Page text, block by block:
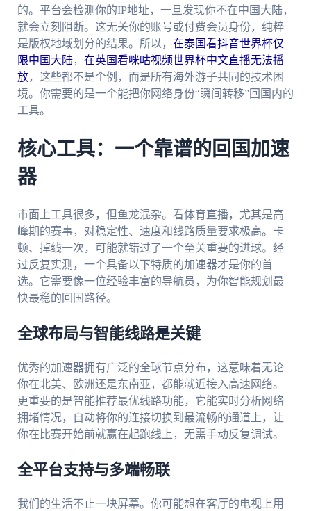
的。平台会检测你的IP地址，一旦发现你不在中国大陆，
就会立刻阻断。这无关你的账号或付费会员身份，纯粹
是版权地域划分的结果。所以， 在泰国看抖音世界杯仅
限中国大陆， 在英国看咪咕视频世界杯中文直播无法播
放，这些都不是个例，而是所有海外游子共同的技术困
境。你需要的是一个能把你网络身份“瞬间转移”回国内的
工具。
核心工具：一个靠谱的回国加速
器
市面上工具很多，但鱼龙混杂。看体育直播，尤其是高
峰期的赛事，对稳定性、速度和线路质量要求极高。卡
顿、掉线一次，可能就错过了一个至关重要的进球。经
过反复实测，一个具备以下特质的加速器才是你的首
选。它需要像一位经验丰富的导航员，为你智能规划最
快最稳的回国路径。
全球布局与智能线路是关键
优秀的加速器拥有广泛的全球节点分布，这意味着无论
你在北美、欧洲还是东南亚，都能就近接入高速网络。
更重要的是智能推荐最优线路功能，它能实时分析网络
拥堵情况，自动将你的连接切换到最流畅的通道上，让
你在比赛开始前就赢在起跑线上，无需手动反复调试。
全平台支持与多端畅联
我们的生活不止一块屏幕。你可能想在客厅的电视上用